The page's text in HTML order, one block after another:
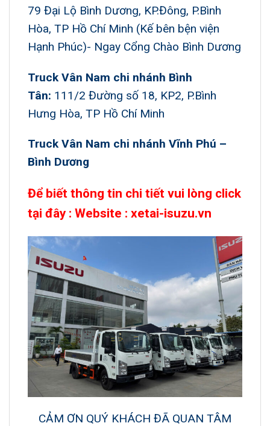
79 Đại Lộ Bình Dương, KP.Đông, P.Bình
Hòa, TP Hồ Chí Minh (Kế bên bện viện
Hạnh Phúc)- Ngay Cổng Chào Bình Dương
Truck Vân Nam chi nhánh Bình
Tân: 111/2 Đường số 18, KP2, P.Bình
Hưng Hòa, TP Hồ Chí Minh
Truck Vân Nam chi nhánh Vĩnh Phú –
Bình Dương
Để biết thông tin chi tiết vui lòng click
tại đây : Website : xetai-isuzu.vn
CẢM ƠN QUÝ KHÁCH ĐÃ QUAN TÂM